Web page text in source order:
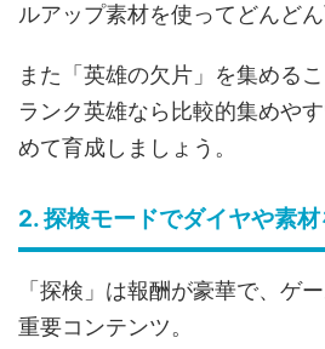
ルアップ素材を使ってどんどん
また「英雄の欠片」を集める
ランク英雄なら比較的集めや
めて育成しましょう。
2. 探検モードでダイヤや素
「探検」は報酬が豪華で、ゲ
重要コンテンツ。